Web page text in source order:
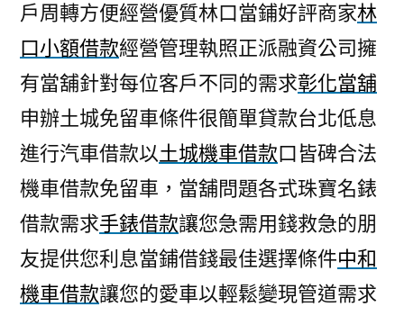
戶周轉方便經營優質林口當鋪好評商家林
口小額借款經營管理執照正派融資公司擁
有當舖針對每位客戶不同的需求彰化當舖
申辦土城免留車條件很簡單貸款台北低息
進行汽車借款以土城機車借款口皆碑合法
機車借款免留車，當舖問題各式珠寶名錶
借款需求手錶借款讓您急需用錢救急的朋
友提供您利息當鋪借錢最佳選擇條件中和
機車借款讓您的愛車以輕鬆變現管道需求